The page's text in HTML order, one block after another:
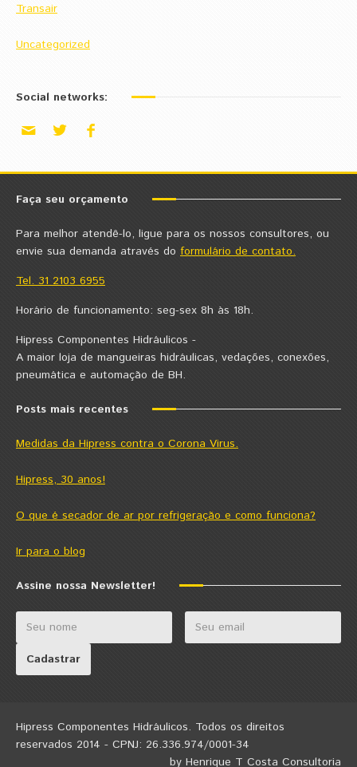
Transair
Uncategorized
Social networks:
Faça seu orçamento
Para melhor atendê-lo, ligue para os nossos consultores, ou
envie sua demanda através do formulário de contato.
Tel. 31 2103 6955
Horário de funcionamento: seg-sex 8h às 18h.
Hipress Componentes Hidráulicos -
A maior loja de mangueiras hidráulicas, vedações, conexões,
pneumática e automação de BH.
Posts mais recentes
Medidas da Hipress contra o Corona Virus.
Hipress, 30 anos!
O que é secador de ar por refrigeração e como funciona?
Ir para o blog
Assine nossa Newsletter!
Hipress Componentes Hidráulicos. Todos os direitos
reservados 2014 - CPNJ: 26.336.974/0001-34
by Henrique T Costa Consultoria